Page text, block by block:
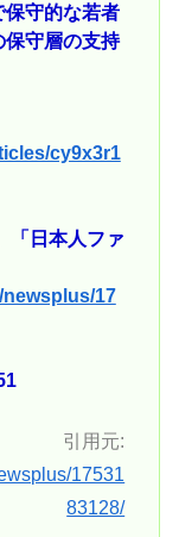
保守的な若者
保守層の支持
cy9x3r1
「日本人ファ
17
引用元:
17531
83128/